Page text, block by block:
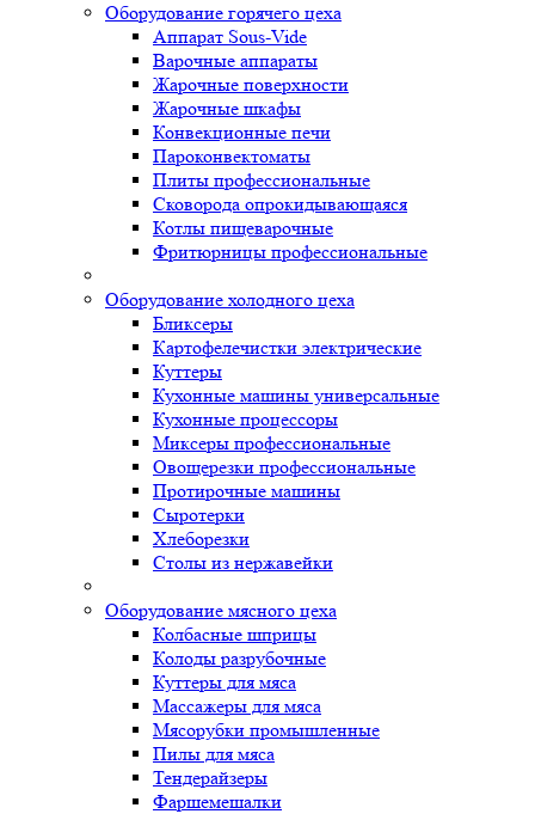
Оборудование горячего цеха
Аппарат Sous-Vide
Варочные аппараты
Жарочные поверхности
Жарочные шкафы
Конвекционные печи
Пароконвектоматы
Плиты профессиональные
Сковорода опрокидывающаяся
Котлы пищеварочные
Фритюрницы профессиональные
Оборудование холодного цеха
Бликсеры
Картофелечистки электрические
Куттеры
Кухонные машины универсальные
Кухонные процессоры
Миксеры профессиональные
Овощерезки профессиональные
Протирочные машины
Сыротерки
Хлеборезки
Столы из нержавейки
Оборудование мясного цеха
Колбасные шприцы
Колоды разрубочные
Куттеры для мяса
Массажеры для мяса
Мясорубки промышленные
Пилы для мяса
Тендерайзеры
Фаршемешалки